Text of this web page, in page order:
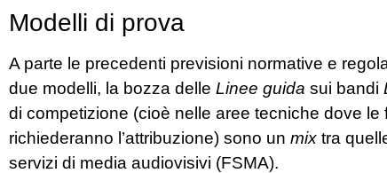
Modelli di prova
A parte le precedenti previsioni normative e
due modelli, la bozza delle Linee guida sui bandi
di competizione (cioè nelle aree tecniche dove
richiederanno l’attribuzione) sono un mix tra
servizi di media audiovisivi (FSMA).